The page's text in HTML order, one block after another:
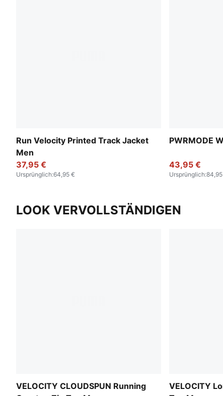
Run Velocity Printed Track Jacket
Men
37,95 €
Ursprünglich:64,95 €
PWRMODE
43,95 €
Ursprünglich:
LOOK VERVOLLSTÄNDIGEN
VELOCITY CLOUDSPUN Running
VELOCITY